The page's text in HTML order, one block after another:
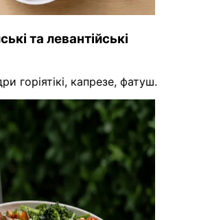
та левантійські
горіятікі, капрезе, фатуш.